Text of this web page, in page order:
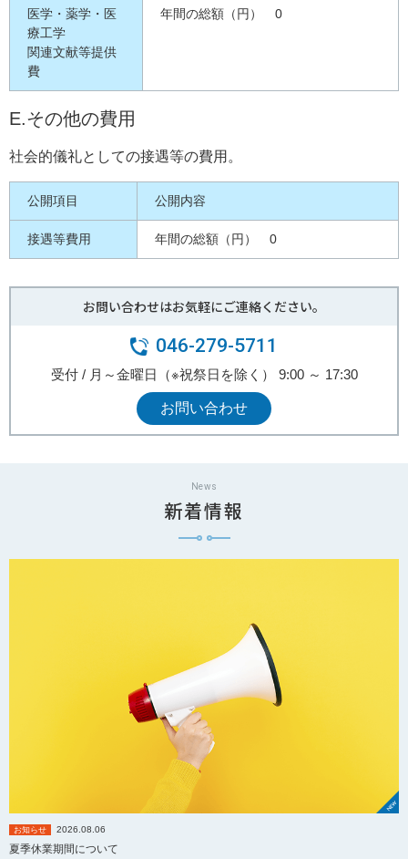
医学・薬学・医
療工学
関連文献等提供
費
年間の総額（円） 0
E.その他の費用
社会的儀礼としての接遇等の費用。
公開項目 公開内容
接遇等費用 年間の総額（円） 0
お問い合わせはお気軽にご連絡ください。
046-279-5711
受付 / 月～金曜日（※祝祭日を除く） 9:00 ～ 17:30
お問い合わせ
News
新着情報
お知らせ 2026.08.06
夏季休業期間について